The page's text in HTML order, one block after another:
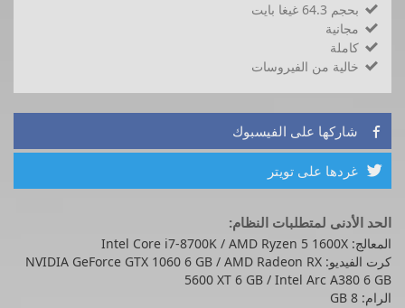
 بحجم 64.3 غيغا بايت
 مجانية
 كاملة
 خالية من الفيروسات
 شاركها على الفيسبوك
 غردها على تويتر
الحد الأدنى لمتطلبات النظام:
المعالج: Intel Core i7-8700K / AMD Ryzen 5 1600X
كرت الفيديو: NVIDIA GeForce GTX 1060 6 GB / AMD Radeon RX
5600 XT 6 GB / Intel Arc A380 6 GB
الرام: 8 GB